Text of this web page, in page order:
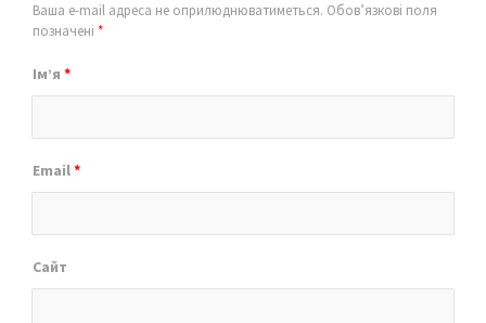
Ваша e-mail адреса не оприлюднюватиметься. Обов’язкові поля
позначені *
Ім’я *
Email*
Сайт